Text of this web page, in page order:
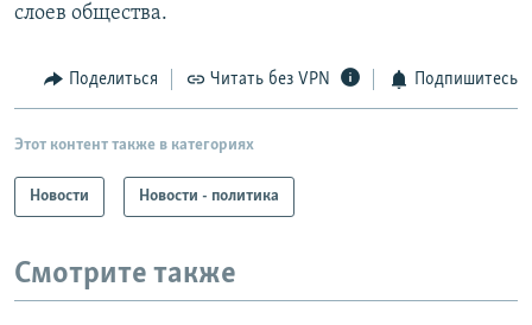
слоев общества.
Поделиться Читать без VPN Подпишитесь
Этот контент также в категориях
Новости Новости - политика
Смотрите также